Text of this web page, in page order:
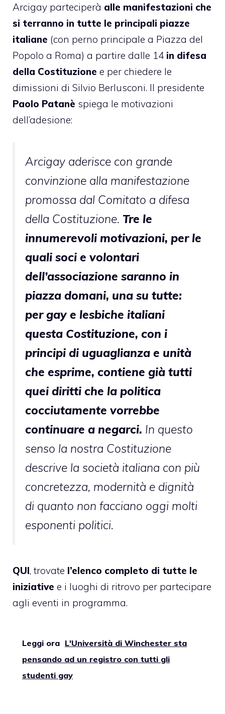
Arcigay parteciperà alle manifestazioni che
si terranno in tutte le principali piazze
italiane (con perno principale a Piazza del
Popolo a Roma) a partire dalle 14 in difesa
della Costituzione e per chiedere le
dimissioni di Silvio Berlusconi. Il presidente
Paolo Patanè spiega le motivazioni
dell’adesione:
Arcigay aderisce con grande
convinzione alla manifestazione
promossa dal Comitato a difesa
della Costituzione. Tre le
innumerevoli motivazioni, per le
quali soci e volontari
dell’associazione saranno in
piazza domani, una su tutte:
per gay e lesbiche italiani
questa Costituzione, con i
principi di uguaglianza e unità
che esprime, contiene già tutti
quei diritti che la politica
cocciutamente vorrebbe
continuare a negarci. In questo
senso la nostra Costituzione
descrive la società italiana con più
concretezza, modernità e dignità
di quanto non facciano oggi molti
esponenti politici.
QUI, trovate l’elenco completo di tutte le
iniziative e i luoghi di ritrovo per partecipare
agli eventi in programma.
Leggi ora L'Università di Winchester sta
pensando ad un registro con tutti gli
studenti gay